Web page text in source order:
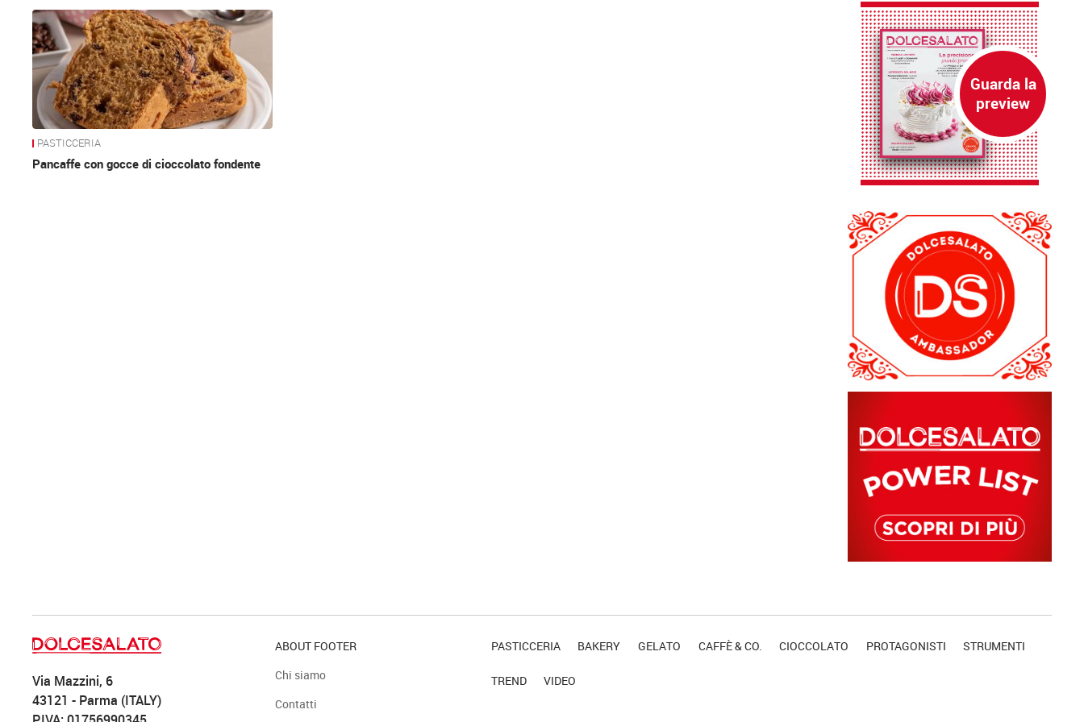
News
PASTICCERIA
Pancaffe con gocce di cioccolato fondente
Via Mazzini, 6
43121 - Parma (ITALY)
ABOUT FOOTER
Chi siamo
Contatti
PASTICCERIA BAKERY GELATO CAFFÈ & CO. CIOCCOLATO PROTAGONISTI STRUMENTI
TREND VIDEO